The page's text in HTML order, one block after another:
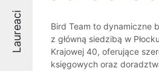
Laureaci
Bird Team to dynamiczne
z główną siedzibą w
Krajowej 40, oferujące
księgowych oraz